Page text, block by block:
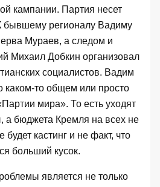
кампании. Партия несет
бывшему регионалу Вадиму
Мураев, а следом и
Михаил Добкин организовал
социалистов. Вадим
каком-то общем или просто
мира». То есть уходят
а бюджета Кремля на всех не
будет кастинг и не факт, что
больший кусок.
является не только